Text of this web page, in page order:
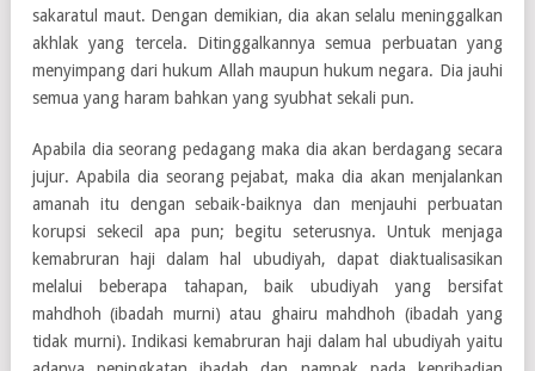
sakaratul maut. Dengan demikian, dia akan selalu meninggalkan
akhlak yang tercela. Ditinggalkannya semua perbuatan yang
menyimpang dari hukum Allah maupun hukum negara. Dia jauhi
semua yang haram bahkan yang syubhat sekali pun.
Apabila dia seorang pedagang maka dia akan berdagang secara
jujur. Apabila dia seorang pejabat, maka dia akan menjalankan
amanah itu dengan sebaik-baiknya dan menjauhi perbuatan
korupsi sekecil apa pun; begitu seterusnya. Untuk menjaga
kemabruran haji dalam hal ubudiyah, dapat diaktualisasikan
melalui beberapa tahapan, baik ubudiyah yang bersifat
mahdhoh (ibadah murni) atau ghairu mahdhoh (ibadah yang
tidak murni). Indikasi kemabruran haji dalam hal ubudiyah yaitu